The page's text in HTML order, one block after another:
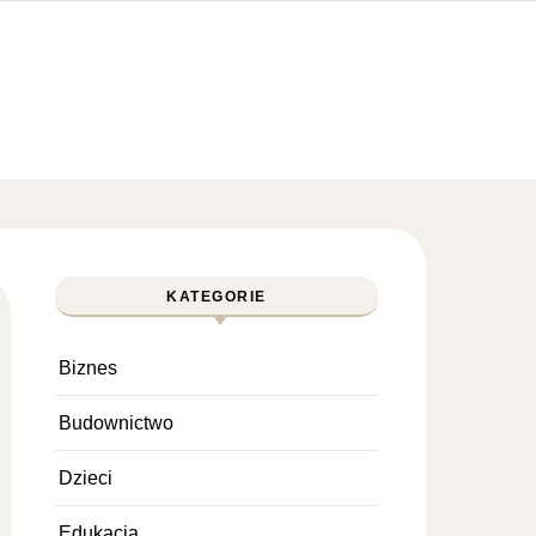
KATEGORIE
Biznes
Budownictwo
Dzieci